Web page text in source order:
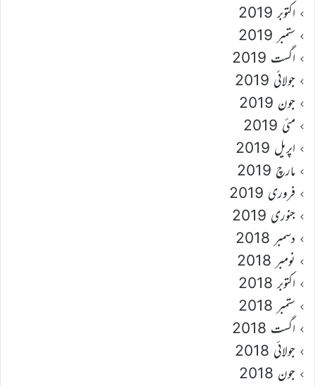
اکتوبر 2019
ستمبر 2019
اگست 2019
جولائی 2019
جون 2019
مئی 2019
اپریل 2019
مارچ 2019
فروری 2019
جنوری 2019
دسمبر 2018
نومبر 2018
اکتوبر 2018
ستمبر 2018
اگست 2018
جولائی 2018
جون 2018